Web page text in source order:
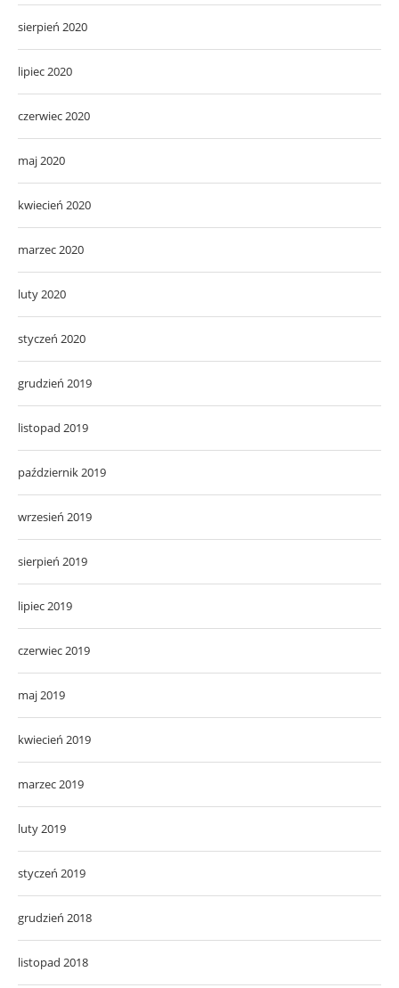
sierpień 2020
lipiec 2020
czerwiec 2020
maj 2020
kwiecień 2020
marzec 2020
luty 2020
styczeń 2020
grudzień 2019
listopad 2019
październik 2019
wrzesień 2019
sierpień 2019
lipiec 2019
czerwiec 2019
maj 2019
kwiecień 2019
marzec 2019
luty 2019
styczeń 2019
grudzień 2018
listopad 2018